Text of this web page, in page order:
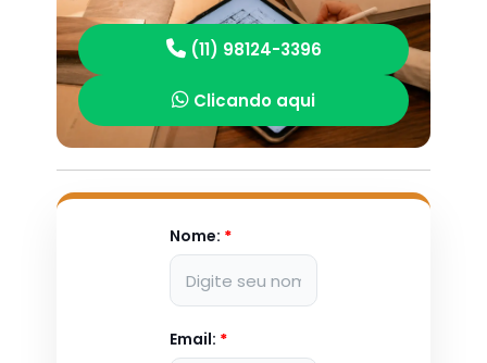
(11) 98124-3396
Clicando aqui
Nome: *
Email: *